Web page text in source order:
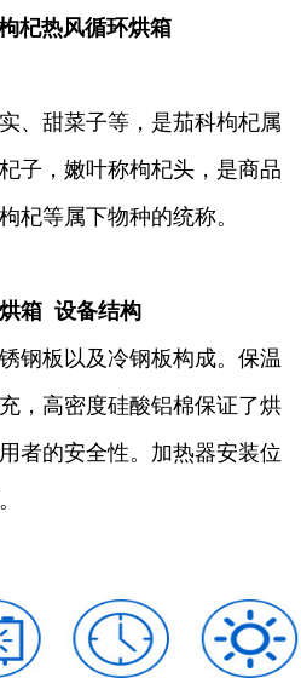
杞热风循环烘箱
、甜菜子等，是茄科枸杞属
子，嫩叶称枸杞头，是商品
杞等属下物种的统称。
箱 设备结构
钢板以及冷钢板构成。保温
，高密度硅酸铝棉保证了烘
者的安全性。加热器安装位